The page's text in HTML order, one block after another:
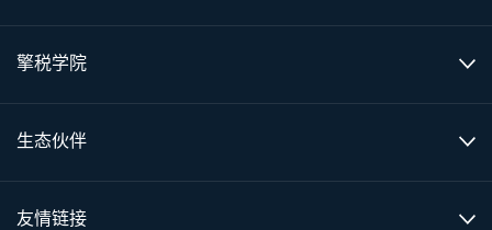
擎税学院
生态伙伴
友情链接